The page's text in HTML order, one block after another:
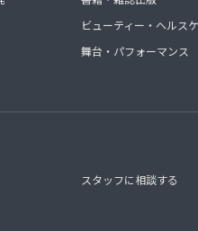
ビューティー・ヘルス
舞台・パフォーマンス
スタッフに相談する